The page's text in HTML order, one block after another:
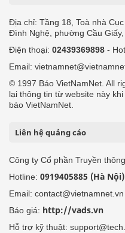
Địa chỉ: Tầng 18, Toà nhà
Đình Nghệ, phường Cầu Giấy,
Điện thoại: 02439369898 -
Email:
© 1997 Báo VietNamNet. All
lại thông tin từ website này
báo VietNamNet.
Liên hệ quảng cáo
Công ty Cổ phần Truyền
Hotline: 0919405885 (Hà Nội)
Email: contact@vietnamnet.vn
Báo giá: http://vads.vn
Hỗ trợ kỹ thuật: